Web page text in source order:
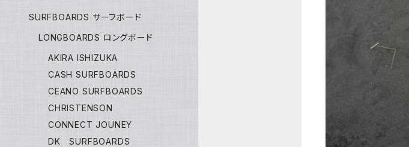
SURFBOARDS サーフボード
LONGBOARDS ロングボード
AKIRA ISHIZUKA
CASH SURFBOARDS
CEANO SURFBOARDS
CHRISTENSON
CONNECT JOUNEY
DK SURFBOARDS